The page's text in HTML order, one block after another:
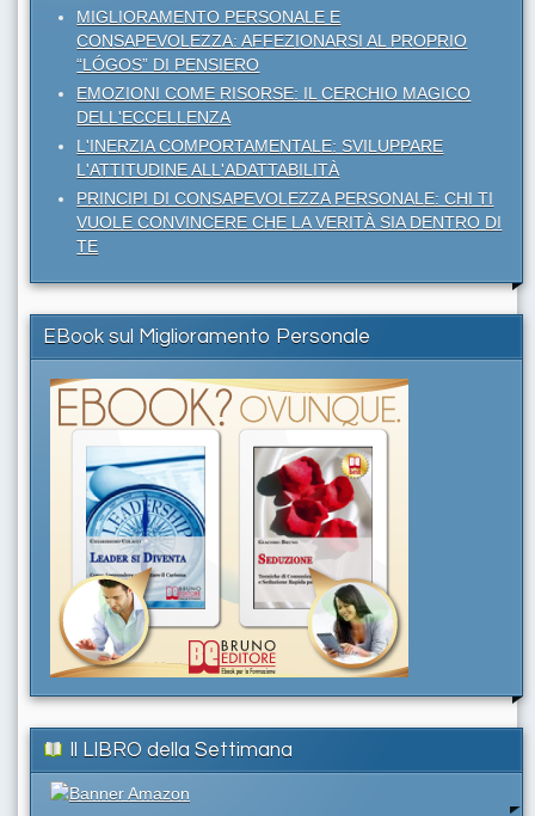
MIGLIORAMENTO PERSONALE E
CONSAPEVOLEZZA: AFFEZIONARSI AL PROPRIO
“LÓGOS” DI PENSIERO
EMOZIONI COME RISORSE: IL CERCHIO MAGICO
DELL'ECCELLENZA
L'INERZIA COMPORTAMENTALE: SVILUPPARE
L'ATTITUDINE ALL'ADATTABILITÀ
PRINCIPI DI CONSAPEVOLEZZA PERSONALE: CHI TI
VUOLE CONVINCERE CHE LA VERITÀ SIA DENTRO DI
TE
EBook sul Miglioramento Personale
Il LIBRO della Settimana